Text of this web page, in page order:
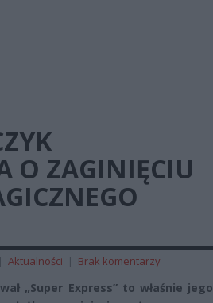
O ZAGINIĘCIU
| Aktualności | Brak komentarzy
„Super Express” to właśnie jego